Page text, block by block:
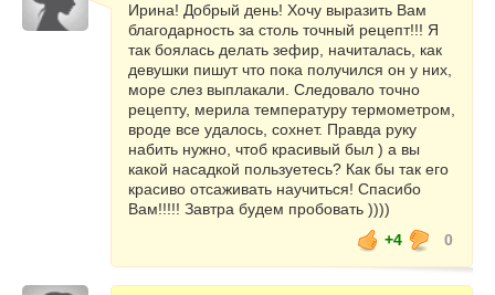
Ирина! Добрый день! Хочу выразить Вам
благодарность за столь точный рецепт!!! Я
так боялась делать зефир, начиталась, как
девушки пишут что пока получился он у них,
море слез выплакали. Следовало точно
рецепту, мерила температуру термометром,
вроде все удалось, сохнет. Правда руку
набить нужно, чтоб красивый был ) а вы
какой насадкой пользуетесь? Как бы так его
красиво отсаживать научиться! Спасибо
Вам!!!!! Завтра будем пробовать ))))
+4
0